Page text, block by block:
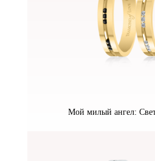
Мой милый ангел: